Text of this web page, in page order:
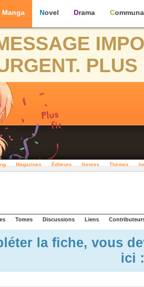
Manga Novel Drama
Magazines Éditeurs Genres Thèmes
Tomes Discussions Liens
la fiche, vous
ici